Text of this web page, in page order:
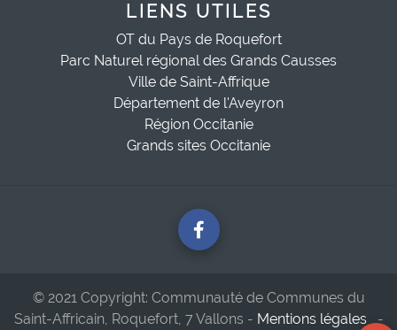
LIENS UTILES
OT du Pays de Roquefort
Parc Naturel régional des Grands Causses
Ville de Saint-Affrique
Département de l'Aveyron
Région Occitanie
Grands sites Occitanie
© 2021 Copyright: Communauté de Communes du
Saint-Affricain, Roquefort, 7 Vallons - Mentions légales-